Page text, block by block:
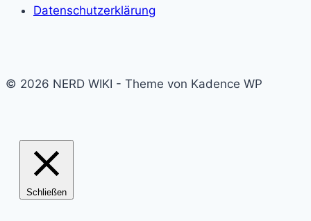
Datenschutzerklärung
© 2026 NERD WIKI - Theme von Kadence WP
Schließen